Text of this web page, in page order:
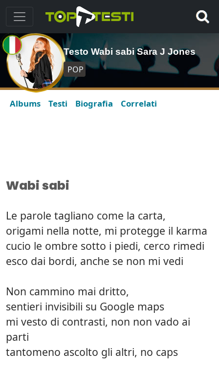
Testo Wabi sabi Sara J Jones
POP
Albums Testi Biografia Correlati
Wabi sabi
Le parole tagliano come la carta,
origami nella notte, mi protegge il karma
cucio le ombre sotto i piedi, cerco rimedi
esco dai bordi, anche se non mi vedi
Non cammino mai dritto,
sentieri invisibili su Google maps
mi vesto di contrasti, non non vado ai
parti
tantomeno ascolto gli altri, no caps